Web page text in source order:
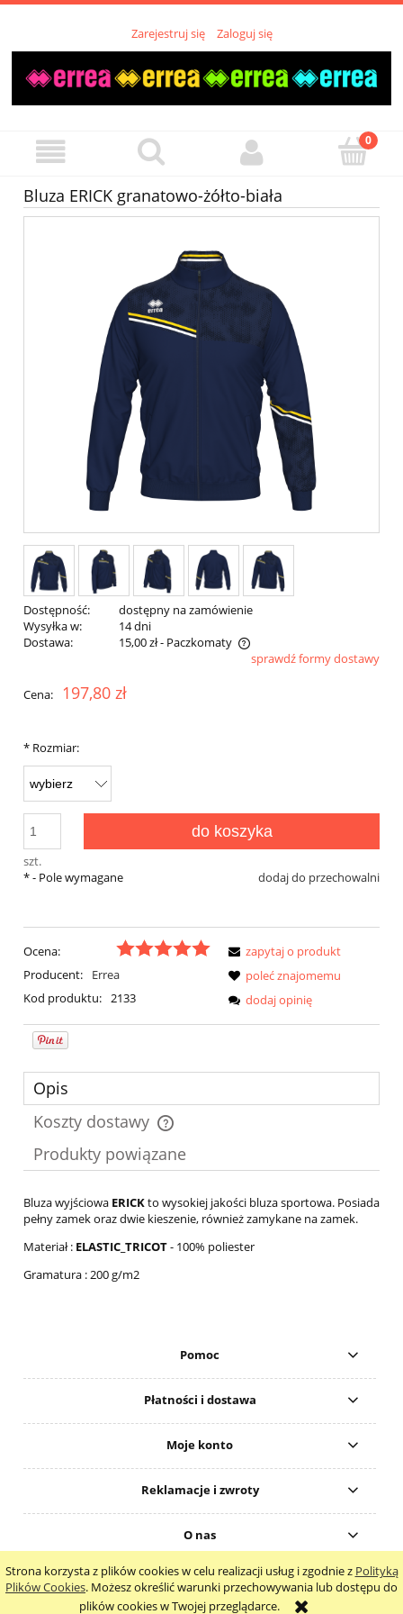
Strona korzysta z plików cookies w celu realizacji usług i zgodnie z Polityką
Plików Cookies. Możesz określić warunki przechowywania lub dostępu do
plików cookies w Twojej przeglądarce.
Zarejestruj się Zaloguj się
Bluza ERICK granatowo-żółto-biała
Dostępność:
dostępny na zamówienie
Wysyłka w:
14 dni
Dostawa:
15,00 zł- Paczkomaty
Cena nie zawiera ewentualnych kosztów płatnościsprawdź formy dostawy
Cena: 197,80 zł
* Rozmiar:
szt.
do koszyka
dodaj do przechowalni
*- Pole wymagane
Ocena:
Producent:
Errea
Kod produktu: 2133
zapytaj o produkt
poleć znajomemu
dodaj opinię
Opis
Koszty dostawy
Cena nie zawiera ewentualnych kosztów płatności
Produkty powiązane
Bluza wyjściowa ERICKto wysokiej jakości bluza sportowa. Posiada
pełny zamek oraz dwie kieszenie, również zamykane na zamek.
Materiał : ELASTIC_TRICOT- 100% poliester
Gramatura : 200 g/m2
Pomoc
Płatności i dostawa
Moje konto
Reklamacje i zwroty
O nas
pokaż pełną wersję strony